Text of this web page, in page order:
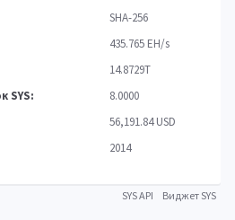
SHA-256
435.765 EH/s
14.8729T
SYS:
8.0000
56,191.84 USD
2014
SYS API Виджет SYS